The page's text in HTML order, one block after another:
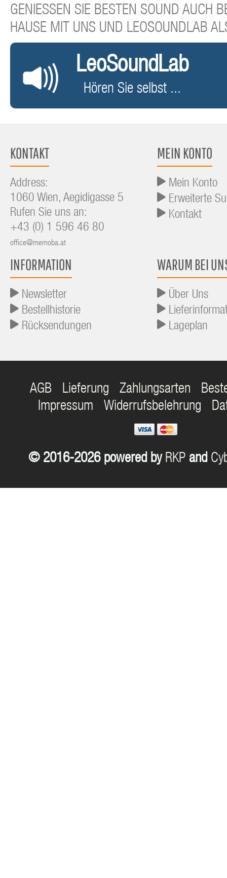
GENIESSEN SIE BESTEN SOUND AUCH
HAUSE MIT UNS UND LEOSOUNDLAB
LeoSoundLab
Hören Sie selbst ...
KONTAKT
Address:
1060 Wien, Aegidigasse 5
Rufen Sie uns an:
+43 (0) 1 596 46 80
office@memoba.at
MEIN KONTO
Mein Konto
Erweiterte
Kontakt
INFORMATION
Newsletter
Bestellhistorie
Rücksendungen
WARUM BEI
Über Uns
Lageplan
AGB Lieferung Zahlungsarten
Impressum
Widerrufsbelehrung
© 2016-2026 powered by RKP and